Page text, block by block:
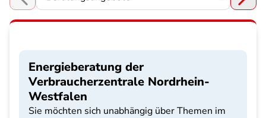
Choose a section
Energieberatung der
Verbraucherzentrale Nordrhein-
Westfalen
Sie möchten sich unabhängig über Themen im